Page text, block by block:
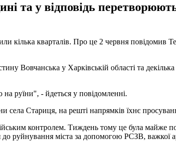
та у відповідь
кілька кварталів. Про це 2 червня повідомив
Вовчанська у Харківській області та
руїни", - йдеться у повідомленні.
села Стариця, на решті напрямків їхнє
контролем. Тиждень тому це була майже
до руйнування міста за допомогою РСЗВ, важкої